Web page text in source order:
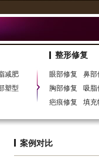
胸，北京除皱，北京丰唇，
减肥
塑型
整形修复
眼部修复 鼻部
胸部修复
吸脂
疤痕修复
填充
案例对比